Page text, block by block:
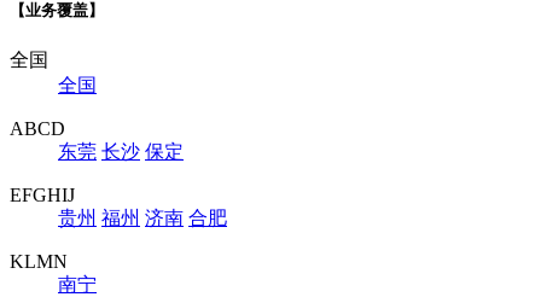
【业务覆盖】
全国
全国
ABCD
东莞 长沙 保定
EFGHIJ
贵州 福州 济南 合肥
KLMN
南宁